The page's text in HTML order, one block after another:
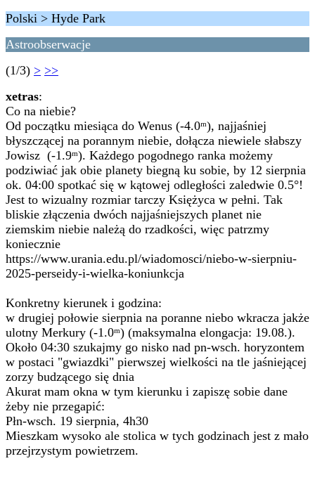
Polski > Hyde Park
Astroobserwacje
(1/3) > >>
xetras:
Co na niebie?
Od początku miesiąca do Wenus (-4.0ᵐ), najjaśniej
błyszczącej na porannym niebie, dołącza niewiele słabszy
Jowisz (-1.9ᵐ). Każdego pogodnego ranka możemy
podziwiać jak obie planety biegną ku sobie, by 12 sierpnia
ok. 04:00 spotkać się w kątowej odległości zaledwie 0.5°!
Jest to wizualny rozmiar tarczy Księżyca w pełni. Tak
bliskie złączenia dwóch najjaśniejszych planet nie
ziemskim niebie należą do rzadkości, więc patrzmy
koniecznie
https://www.urania.edu.pl/wiadomosci/niebo-w-sierpniu-
2025-perseidy-i-wielka-koniunkcja
Konkretny kierunek i godzina:
w drugiej połowie sierpnia na poranne niebo wkracza jakże
ulotny Merkury (-1.0ᵐ) (maksymalna elongacja: 19.08.).
Około 04:30 szukajmy go nisko nad pn-wsch. horyzontem
w postaci "gwiazdki" pierwszej wielkości na tle jaśniejącej
zorzy budzącego się dnia
Akurat mam okna w tym kierunku i zapiszę sobie dane
żeby nie przegapić:
Płn-wsch. 19 sierpnia, 4h30
Mieszkam wysoko ale stolica w tych godzinach jest z mało
przejrzystym powietrzem.